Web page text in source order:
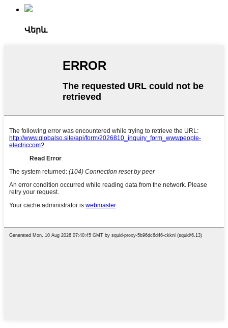
Վերև